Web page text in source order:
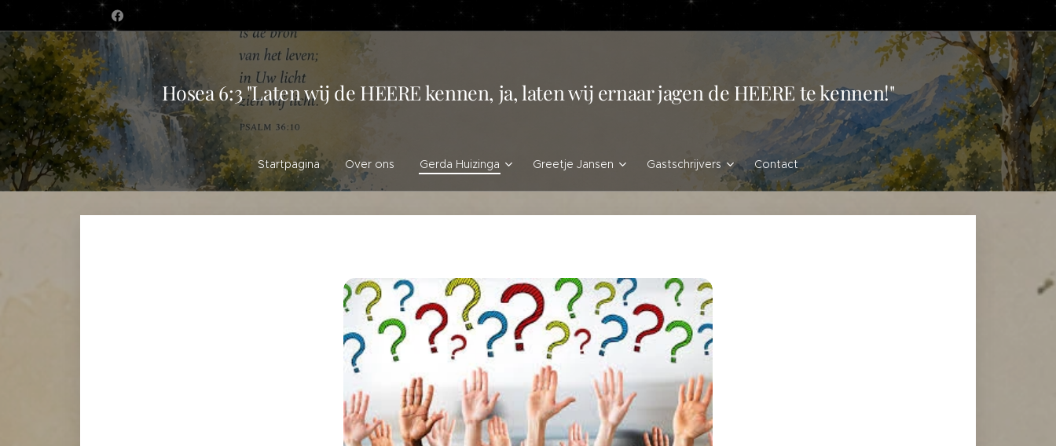
Hosea 6:3 "Laten wij de HEERE kennen, ja, laten wij ernaar jagen de HEERE te kennen!"
Startpagina Over ons Gerda Huizinga Greetje Jansen Gastschrijvers Contact